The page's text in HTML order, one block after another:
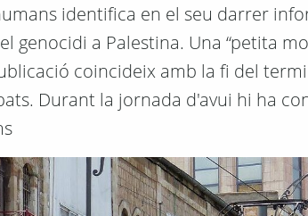
identifica en el seu darrer
genocidi a Palestina. Una “petita
coincideix amb la fi del
Durant la jornada d'avui hi ha